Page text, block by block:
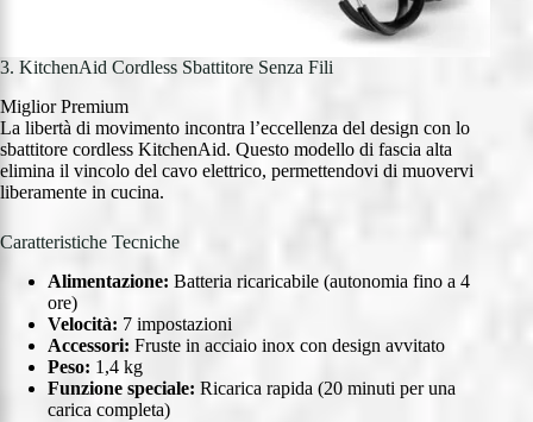
3. KitchenAid Cordless Sbattitore Senza Fili
Miglior Premium
La libertà di movimento incontra l’eccellenza del design con lo
sbattitore cordless KitchenAid. Questo modello di fascia alta
elimina il vincolo del cavo elettrico, permettendovi di muovervi
liberamente in cucina.
Caratteristiche Tecniche
Alimentazione: Batteria ricaricabile (autonomia fino a 4
ore)
Velocità: 7 impostazioni
Accessori: Fruste in acciaio inox con design avvitato
Peso: 1,4 kg
Funzione speciale: Ricarica rapida (20 minuti per una
carica completa)